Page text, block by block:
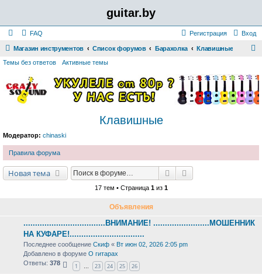
guitar.by
FAQ Вход
Регистрация
Магазин инструментов Список форумов Барахолка Клавишные
и
с
к
Темы без ответов Активные темы
Клавишные
Модератор: chinaski
Правила форума
Новая тема Поиск
17 тем • Страница 1из 1
Объявления
...................................ВНИМАНИЕ! ........................МОШЕННИК
НА КУФАРЕ!................................
Последнее сообщение Скиф « Вт июн 02, 2026 2:05 pm
Добавлено в форуме О гитарах
Ответы: 378 1 … 23 24 25 26